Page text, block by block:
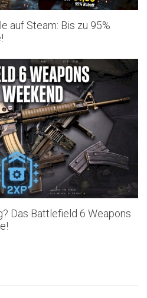
auf Steam: Bis zu 95%
Das Battlefield 6 Weapons